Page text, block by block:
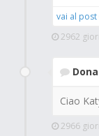
vai al post
2962
Ciao
2966